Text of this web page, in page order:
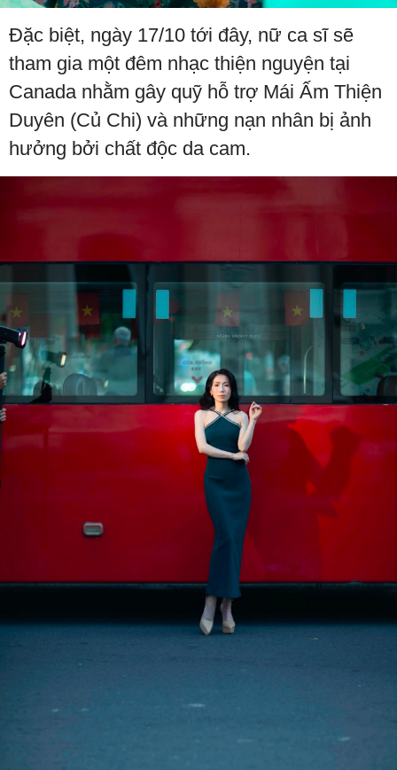
Đặc biệt, ngày 17/10 tới đây, nữ ca sĩ sẽ
tham gia một đêm nhạc thiện nguyện tại
Canada nhằm gây quỹ hỗ trợ Mái Ấm Thiện
Duyên (Củ Chi) và những nạn nhân bị ảnh
hưởng bởi chất độc da cam.